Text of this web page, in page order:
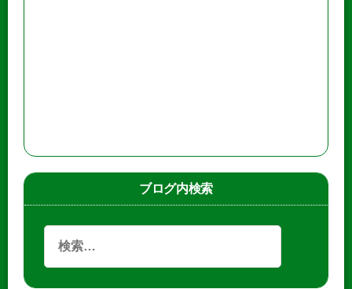
ブログ内検索